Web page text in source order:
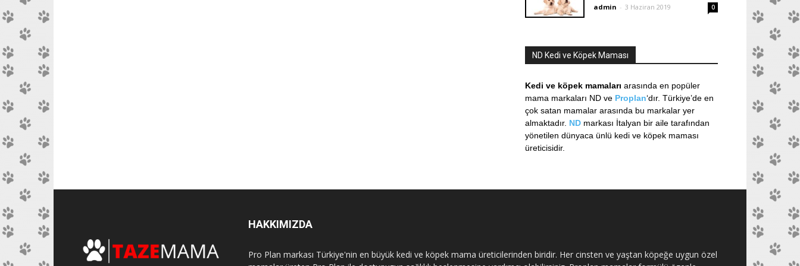
admin - 3 Haziran 2019 0
ND Kedi ve Köpek Maması
Kedi ve köpek mamaları arasında en popüler
mama markaları ND ve Proplan‘dır. Türkiye’de en
çok satan mamalar arasında bu markalar yer
almaktadır. ND markası İtalyan bir aile tarafından
yönetilen dünyaca ünlü kedi ve köpek maması
üreticisidir.
HAKKIMIZDA
Pro Plan markası Türkiye'nin en büyük kedi ve köpek mama üreticilerinden biridir. Her cinsten ve yaştan köpeğe uygun özel